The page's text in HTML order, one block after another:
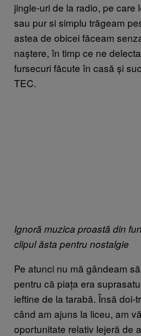
jingle-uri de la radio, pe care
sau pur si simplu trăgeam
astea de obicei făceam
naștere, în timp ce ne
fursecuri făcute în casă și
TEC.
Ignoră muzica proastă din
clipul ăsta pentru nostalgie
Pe atunci nu mă gândeam
pentru că piața era
ieftine de la tarabă. Însă doi-
când am ajuns la liceu, am
oportunitate relativ lejeră de